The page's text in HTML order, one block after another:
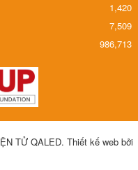
1,420
7,509
986,713
TỬ QALED. Thiết kế web bởi